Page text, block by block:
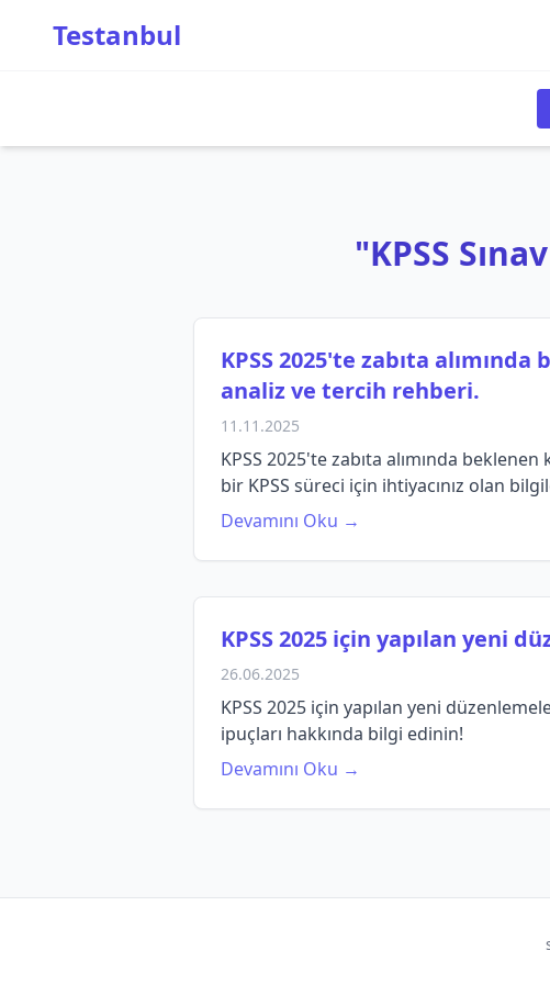
Testanbul
"KPSS
KPSS 2025'te zabıta
analiz ve tercih rehberi.
11.11.2025
KPSS 2025'te zabıta alımında
bir KPSS süreci için ihtiyacınız olan
Devamını Oku →
KPSS 2025 için yapılan yeni
26.06.2025
KPSS 2025 için yapılan yeni
ipuçları hakkında bilgi edinin!
Devamını Oku →